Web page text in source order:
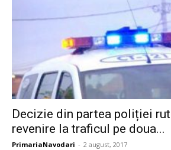
Decizie din partea poliției
revenire la traficul pe doua...
PrimariaNavodari - 2 august, 2017